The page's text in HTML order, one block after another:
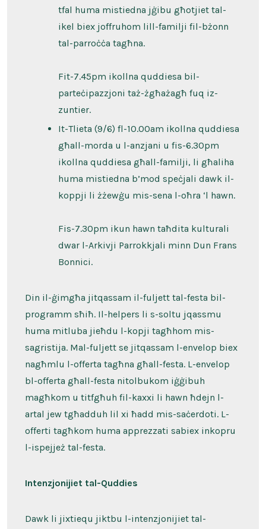
tfal huma mistiedna jġibu għotjiet tal-
ikel biex joffruhom lill-familji fil-bżonn
tal-parroċċa tagħna.
Fit-7.45pm ikollna quddiesa bil-
parteċipazzjoni taż-żgħażagħ fuq iz-
zuntier.
It-Tlieta (9/6) fl-10.00am ikollna quddiesa
għall-morda u l-anzjani u fis-6.30pm
ikollna quddiesa għall-familji, li għaliha
huma mistiedna b’mod speċjali dawk il-
koppji li żżewġu mis-sena l-oħra ‘l hawn.
Fis-7.30pm ikun hawn taħdita kulturali
dwar l-Arkivji Parrokkjali minn Dun Frans
Bonnici.
Din il-ġimgħa jitqassam il-fuljett tal-festa bil-
programm sħiħ. Il-helpers li s-soltu jqassmu
huma mitluba jieħdu l-kopji tagħhom mis-
sagristija. Mal-fuljett se jitqassam l-envelop biex
nagħmlu l-offerta tagħna għall-festa. L-envelop
bl-offerta għall-festa nitolbukom iġġibuh
magħkom u titfgħuh fil-kaxxi li hawn ħdejn l-
artal jew tgħadduh lil xi ħadd mis-saċerdoti. L-
offerti tagħkom huma apprezzati sabiex inkopru
l-ispejjeż tal-festa.
Intenzjonijiet tal-Quddies
Dawk li jixtiequ jiktbu l-intenzjonijiet tal-